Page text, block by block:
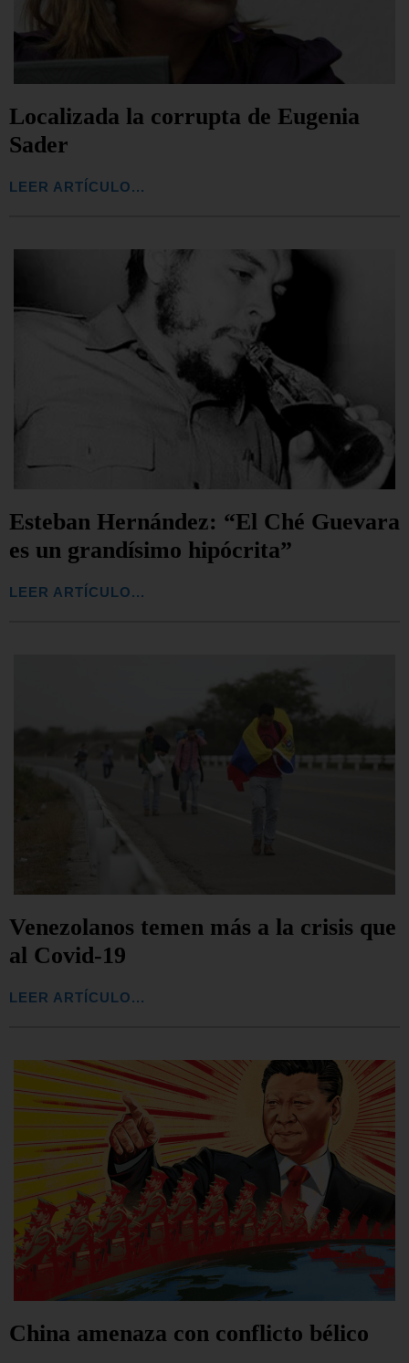
Localizada la corrupta de Eugenia
Sader
LEER ARTÍCULO...
Esteban Hernández: “El Ché Guevara
es un grandísimo hipócrita”
LEER ARTÍCULO...
Venezolanos temen más a la crisis que
al Covid-19
LEER ARTÍCULO...
China amenaza con conflicto bélico